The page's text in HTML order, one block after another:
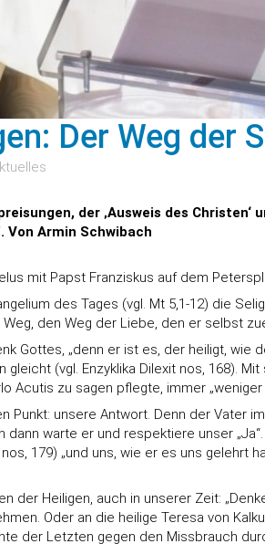
Der Weg der
der ‚Ausweis des
Von Armin Schwibach
mit Papst Franziskus auf dem
des Tages (vgl. Mt 5,1-12) die
Weg, den Weg der Liebe, den er selbst
Gottes, „denn er ist es, der heiligt, wie
gleicht (vgl. Enzyklika Dilexit nos, 168).
Acutis zu sagen pflegte, immer
Punkt: unsere Antwort. Denn der Vater
warte er und respektiere unser
179) „und uns, wie er es uns
der Heiligen, auch in unserer Zeit:
Oder an die heilige Teresa von
der Letzten gegen den Missbrauch